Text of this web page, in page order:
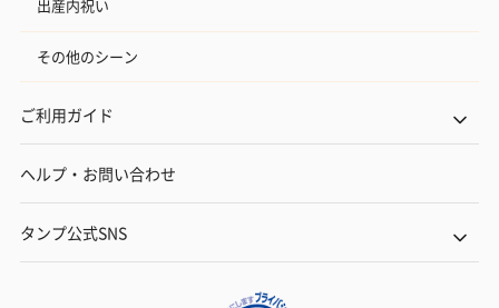
出産内祝い
その他のシーン
ご利用ガイド
ヘルプ・お問い合わせ
タンプ公式SNS